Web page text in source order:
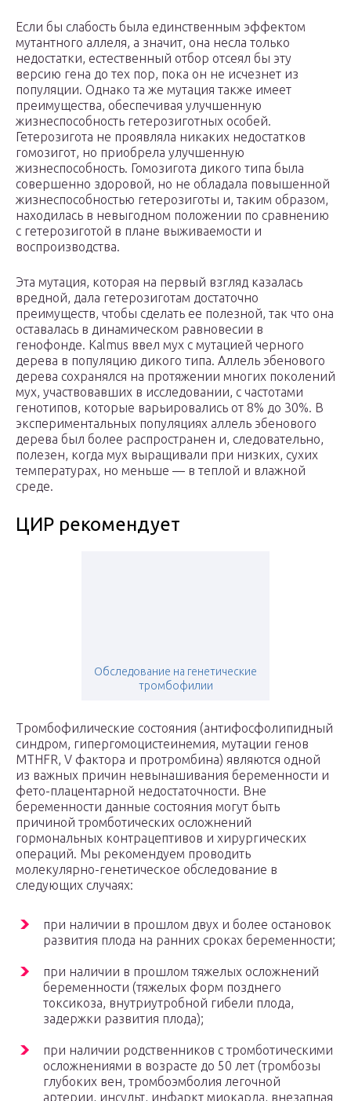
Если бы слабость была единственным эффектом
мутантного аллеля, а значит, она несла только
недостатки, естественный отбор отсеял бы эту
версию гена до тех пор, пока он не исчезнет из
популяции. Однако та же мутация также имеет
преимущества, обеспечивая улучшенную
жизнеспособность гетерозиготных особей.
Гетерозигота не проявляла никаких недостатков
гомозигот, но приобрела улучшенную
жизнеспособность. Гомозигота дикого типа была
совершенно здоровой, но не обладала повышенной
жизнеспособностью гетерозиготы и, таким образом,
находилась в невыгодном положении по сравнению
с гетерозиготой в плане выживаемости и
воспроизводства.
Эта мутация, которая на первый взгляд казалась
вредной, дала гетерозиготам достаточно
преимуществ, чтобы сделать ее полезной, так что она
оставалась в динамическом равновесии в
генофонде. Kalmus ввел мух с мутацией черного
дерева в популяцию дикого типа. Аллель эбенового
дерева сохранялся на протяжении многих поколений
мух, участвовавших в исследовании, с частотами
генотипов, которые варьировались от 8% до 30%. В
экспериментальных популяциях аллель эбенового
дерева был более распространен и, следовательно,
полезен, когда мух выращивали при низких, сухих
температурах, но меньше — в теплой и влажной
среде.
ЦИР рекомендует
Обследование на генетические
тромбофилии
Тромбофилические состояния (антифосфолипидный
синдром, гипергомоцистеинемия, мутации генов
MTHFR, V фактора и протромбина) являются одной
из важных причин невынашивания беременности и
фето-плацентарной недостаточности. Вне
беременности данные состояния могут быть
причиной тромботических осложнений
гормональных контрацептивов и хирургических
операций. Мы рекомендуем проводить
молекулярно-генетическое обследование в
следующих случаях:
при наличии в прошлом двух и более остановок
развития плода на ранних сроках беременности;
при наличии в прошлом тяжелых осложнений
беременности (тяжелых форм позднего
токсикоза, внутриутробной гибели плода,
задержки развития плода);
при наличии родственников с тромботическими
осложнениями в возрасте до 50 лет (тромбозы
глубоких вен, тромбоэмболия легочной
артерии, инсульт, инфаркт миокарда, внезапная